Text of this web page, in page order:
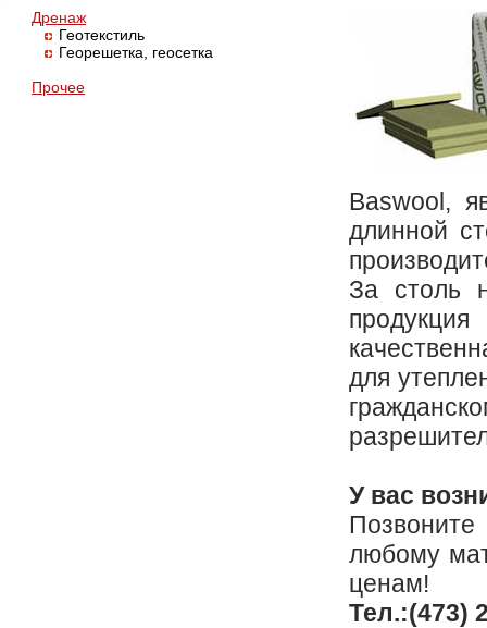
Дренаж
Геотекстиль
Георешетка, геосетка
Прочее
Baswool,
длинной
За столь
для
У вас
любому
ценам!
Тел.:(473)